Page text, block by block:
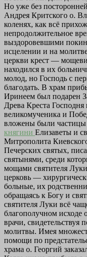
Но уже без
Андрея Критского о.
коленях, как всё
непродолжительное
выздоровевшими
исцелении и на
церкви крест —
находился в их
молод, но Господь с
благодать. В храм
Иринеем был подарен
Древа Креста
великомученика и
вложены были
княгини Елизаветы и
Митрополита
Печерских святых,
святынями, среди
мощами святителя
церковь —
больные, их
обращаясь к Богу и
святителя Луки всё
благополучном исходе
врачи, свидетельствуя
молитвы. Имея
помощи по
храма о. Георгий